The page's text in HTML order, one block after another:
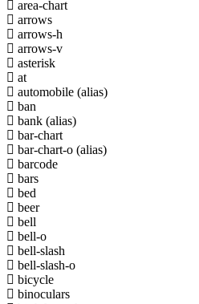
area-chart
arrows
arrows-h
arrows-v
asterisk
at
automobile (alias)
ban
bank (alias)
bar-chart
bar-chart-o (alias)
barcode
bars
bed
beer
bell
bell-o
bell-slash
bell-slash-o
bicycle
binoculars